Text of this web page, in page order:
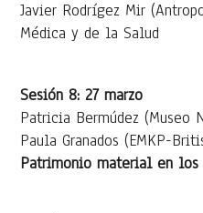
Javier Rodrígez Mir
Médica y de la Salud
Sesión 8: 27 marzo
Patricia Bermúdez
Paula Granados (EMKP-
Patrimonio material en los